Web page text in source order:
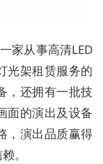
家从事高清LED
光架租赁服务的
，还拥有一批技
面的演出及设备
，演出品质赢得
。